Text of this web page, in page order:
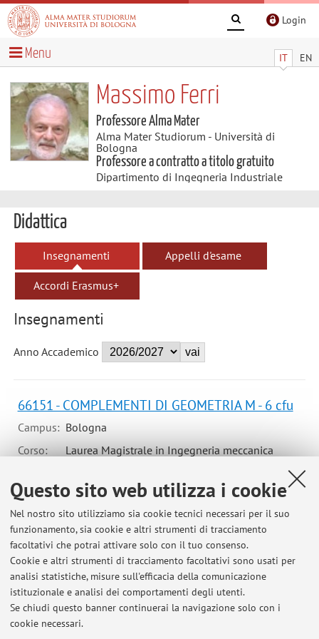
Questo sito web utilizza i cookie
Nel nostro sito utilizziamo sia cookie tecnici necessari per il suo
funzionamento, sia cookie e altri strumenti di tracciamento
facoltativi che potrai attivare solo con il tuo consenso.
Cookie e altri strumenti di tracciamento facoltativi sono usati per
analisi statistiche, misure sull'efficacia della comunicazione
istituzionale e analisi dei comportamenti degli utenti.
Se chiudi questo banner continuerai la navigazione solo con i
cookie necessari.
Login
IT EN
Menu
Massimo Ferri
Professore Alma Mater
Alma Mater Studiorum - Università di
Bologna
Professore a contratto a titolo gratuito
Dipartimento di Ingegneria Industriale
Didattica
Insegnamenti Appelli d'esame
Accordi Erasmus+
Insegnamenti
Anno Accademico
66151 - COMPLEMENTI DI GEOMETRIA M - 6 cfu
Campus: Bologna
Corso:
Laurea Magistrale in Ingegneria meccanica
67432 - COMPLEMENTI DI GEOMETRIA T - 6 cfu
Campus:Bologna
Corso:
Laurea in Ingegneria elettronica e
telecomunicazioni
Laurea in Ingegneria meccanica